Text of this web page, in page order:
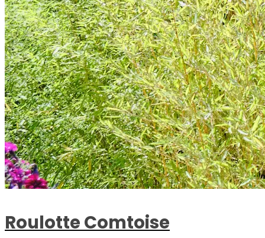
Roulotte Comtoise